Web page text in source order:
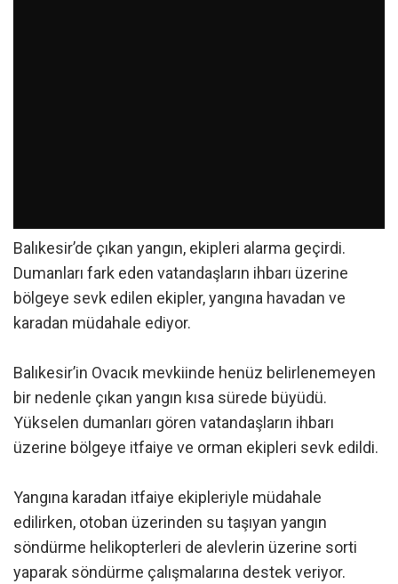
Balıkesir’de çıkan yangın, ekipleri alarma geçirdi.
Dumanları fark eden vatandaşların ihbarı üzerine
bölgeye sevk edilen ekipler, yangına havadan ve
karadan müdahale ediyor.
Balıkesir’in Ovacık mevkiinde henüz belirlenemeyen
bir nedenle çıkan yangın kısa sürede büyüdü.
Yükselen dumanları gören vatandaşların ihbarı
üzerine bölgeye itfaiye ve orman ekipleri sevk edildi.
Yangına karadan itfaiye ekipleriyle müdahale
edilirken, otoban üzerinden su taşıyan yangın
söndürme helikopterleri de alevlerin üzerine sorti
yaparak söndürme çalışmalarına destek veriyor.